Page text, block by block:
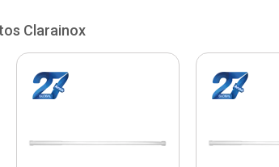
Clarainox